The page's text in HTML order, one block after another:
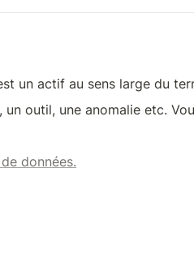
un actif au sens large du
outil, une anomalie etc.
données.